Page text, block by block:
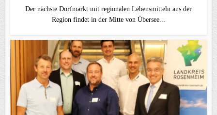
Der nächste Dorfmarkt mit regionalen Lebensmitteln aus der
Region findet in der Mitte von Übersee...